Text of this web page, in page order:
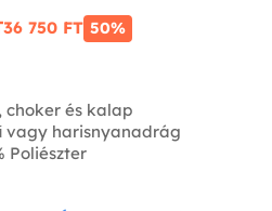
36 750 FT‎ 50%
choker és kalap
vagy harisnyanadrág
Poliészter